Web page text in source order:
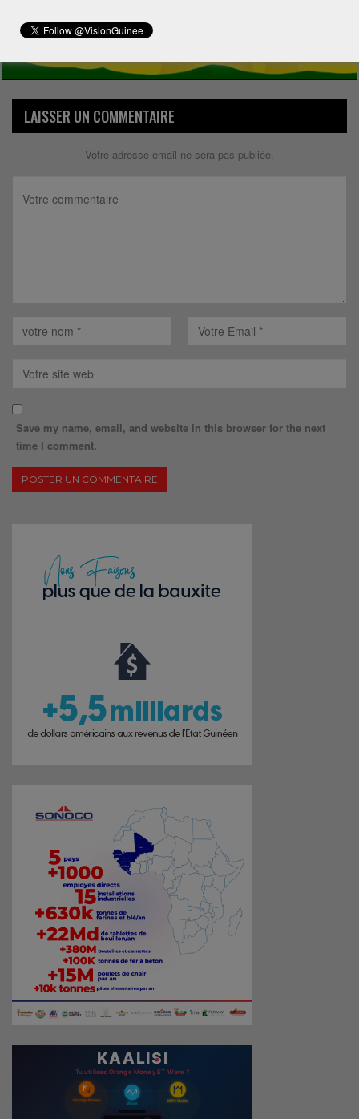
LAISSER UN COMMENTAIRE
Votre adresse email ne sera pas publiée.
Save my name, email, and website in this browser for the next
time I comment.